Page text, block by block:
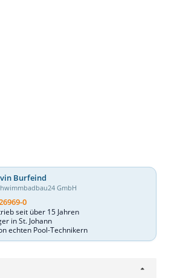
Burfeind
GmbH
0
seit über 15 Jahren
in St. Johann
echten Pool-Technikern